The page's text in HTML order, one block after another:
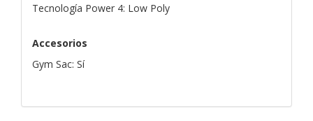
Tecnología Power 4: Low Poly
Accesorios
Gym Sac: Sí